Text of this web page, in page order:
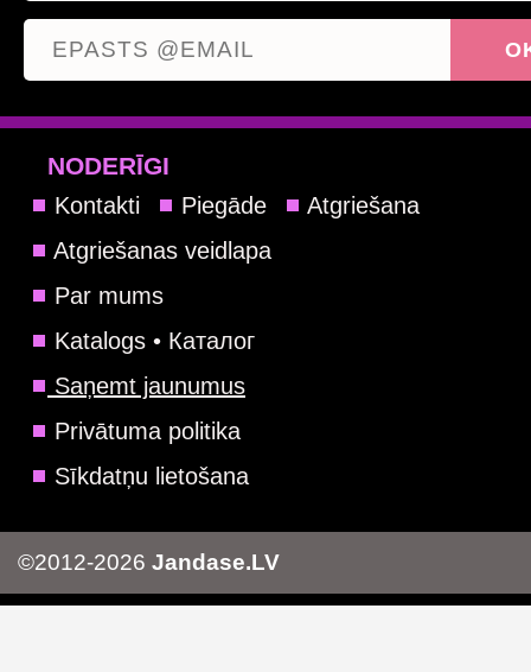
NODERĪGI
Kontakti Piegāde
Atgriešana
Atgriešanas veidlapa
Par mums
Katalogs • Каталог
Saņemt jaunumus
Privātuma politika
Sīkdatņu lietošana
©2012-2026 Jandase.LV